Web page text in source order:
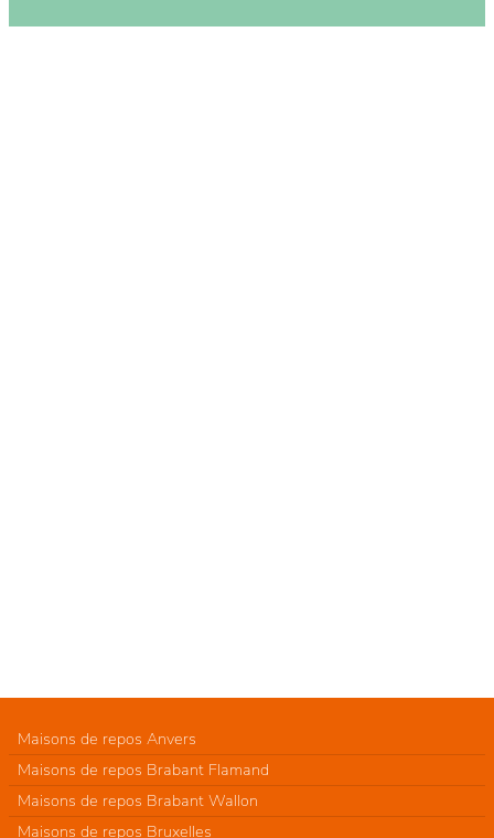
Maisons de repos Anvers
Maisons de repos Brabant Flamand
Maisons de repos Brabant Wallon
Maisons de repos Bruxelles